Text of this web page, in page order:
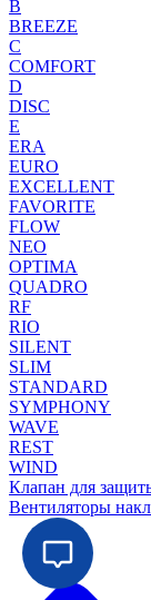
B
BREEZE
C
COMFORT
D
DISC
E
ERA
EURO
EXCELLENT
FAVORITE
FLOW
NEO
OPTIMA
QUADRO
RF
RIO
SILENT
SLIM
STANDARD
SYMPHONY
WAVE
REST
WIND
Клапан для
Вентиляторы